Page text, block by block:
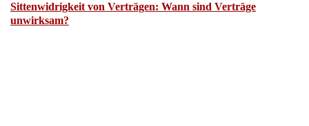
Sittenwidrigkeit von Verträgen: Wann sind Verträge
unwirksam?